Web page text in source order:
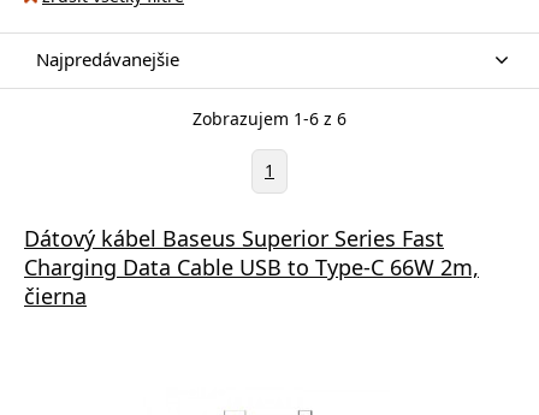
Najpredávanejšie
Zobrazujem 1-6 z 6
1
Dátový kábel Baseus Superior Series Fast
Charging Data Cable USB to Type-C 66W 2m,
čierna